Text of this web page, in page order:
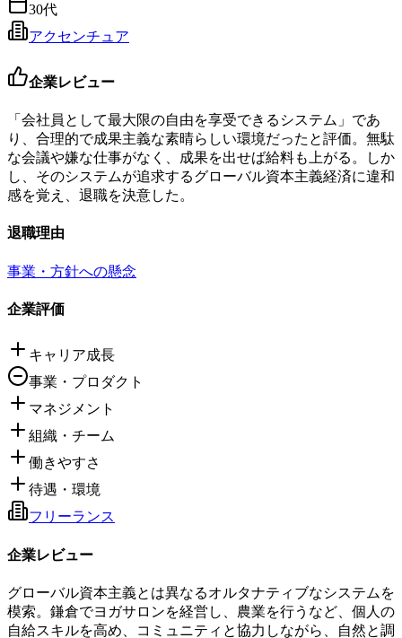
30代
アクセンチュア
企業レビュー
「会社員として最大限の自由を享受できるシステム」であ
り、合理的で成果主義な素晴らしい環境だったと評価。無駄
な会議や嫌な仕事がなく、成果を出せば給料も上がる。しか
し、そのシステムが追求するグローバル資本主義経済に違和
感を覚え、退職を決意した。
退職理由
事業・方針への懸念
企業評価
キャリア成長
事業・プロダクト
マネジメント
組織・チーム
働きやすさ
待遇・環境
フリーランス
企業レビュー
グローバル資本主義とは異なるオルタナティブなシステムを
模索。鎌倉でヨガサロンを経営し、農業を行うなど、個人の
自給スキルを高め、コミュニティと協力しながら、自然と調